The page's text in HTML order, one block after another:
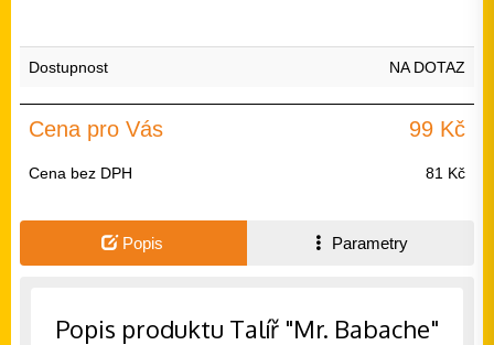
Dostupnost NA DOTAZ
Cena pro Vás 99 Kč
Cena bez DPH 81 Kč
Popis Parametry
Popis produktu Talíř "Mr. Babache"